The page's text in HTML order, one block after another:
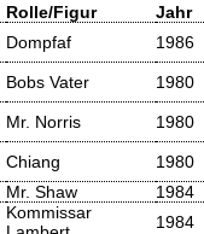
Rolle/Figur
Jahr
Dompfaf 1986
Bobs Vater 1980
Mr. Norris 1980
Chiang
1980
Mr. Shaw
1984
Kommissar
1984